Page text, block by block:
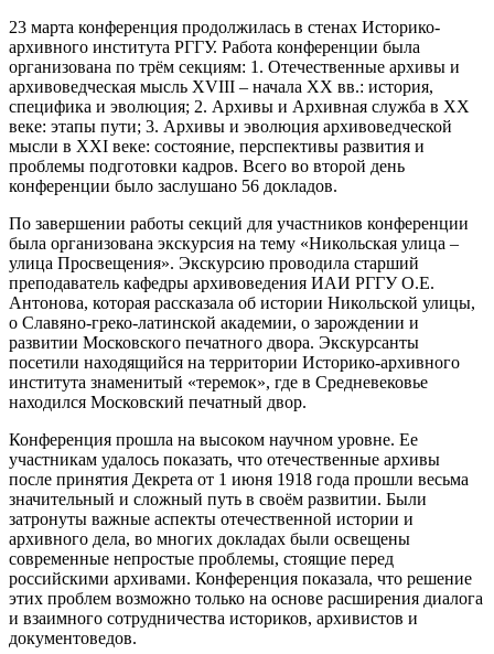
23 марта конференция продолжилась в стенах Историко-
архивного института РГГУ. Работа конференции была
организована по трём секциям: 1. Отечественные архивы и
архивоведческая мысль XVIII – начала XX вв.: история,
специфика и эволюция; 2. Архивы и Архивная служба в XX
веке: этапы пути; 3. Архивы и эволюция архивоведческой
мысли в XXI веке: состояние, перспективы развития и
проблемы подготовки кадров. Всего во второй день
конференции было заслушано 56 докладов.
По завершении работы секций для участников конференции
была организована экскурсия на тему «Никольская улица –
улица Просвещения». Экскурсию проводила старший
преподаватель кафедры архивоведения ИАИ РГГУ О.Е.
Антонова, которая рассказала об истории Никольской улицы,
о Славяно-греко-латинской академии, о зарождении и
развитии Московского печатного двора. Экскурсанты
посетили находящийся на территории Историко-архивного
института знаменитый «теремок», где в Средневековье
находился Московский печатный двор.
Конференция прошла на высоком научном уровне. Ее
участникам удалось показать, что отечественные архивы
после принятия Декрета от 1 июня 1918 года прошли весьма
значительный и сложный путь в своём развитии. Были
затронуты важные аспекты отечественной истории и
архивного дела, во многих докладах были освещены
современные непростые проблемы, стоящие перед
российскими архивами. Конференция показала, что решение
этих проблем возможно только на основе расширения диалога
и взаимного сотрудничества историков, архивистов и
документоведов.